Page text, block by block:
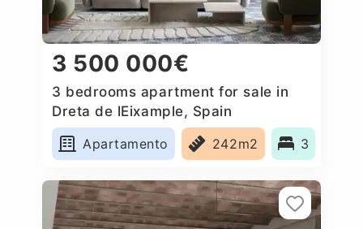
3 500 000€
3 bedrooms apartment for sale in
Dreta de lEixample, Spain
Apartamento
242m2 3